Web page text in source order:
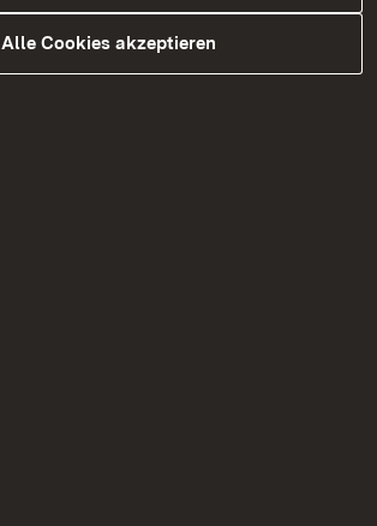
Alle Cookies akzeptieren